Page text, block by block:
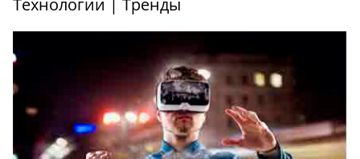
Технологии | Тренды